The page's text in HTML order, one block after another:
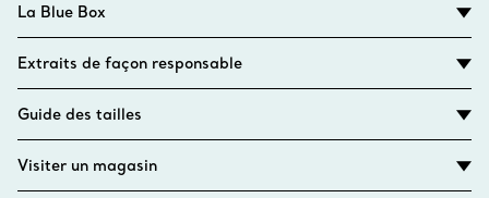
La Blue Box
Extraits de façon responsable
Guide des tailles
Visiter un magasin